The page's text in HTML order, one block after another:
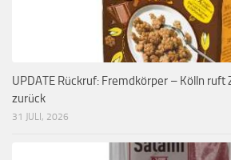
UPDATE Rückruf: Fremdkörper – Kölln ruft
zurück
31 JULI, 2026